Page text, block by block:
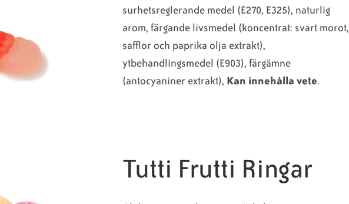
surhetsreglerande medel (E270, E325), naturlig
arom, färgande livsmedel (koncentrat: svart morot,
safflor och paprika olja extrakt),
ytbehandlingsmedel (E903), färgämne
(antocyaniner extrakt), Kan innehålla vete.
Tutti Frutti Ringar